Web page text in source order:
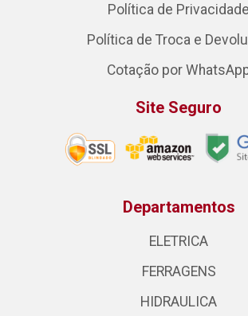
Política de Privacidade
Política de Troca e
Cotação por
Site Seguro
Departamentos
ELETRICA
FERRAGENS
HIDRAULICA